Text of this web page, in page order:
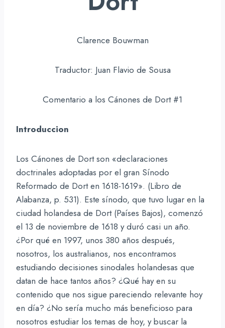
Clarence Bouwman
Traductor: Juan Flavio de Sousa
Comentario a los Cánones de Dort #1
Introduccion
Los Cánones de Dort son «declaraciones
doctrinales adoptadas por el gran Sínodo
Reformado de Dort en 1618-1619». (Libro de
Alabanza, p. 531). Este sínodo, que tuvo lugar en la
ciudad holandesa de Dort (Países Bajos), comenzó
el 13 de noviembre de 1618 y duró casi un año.
¿Por qué en 1997, unos 380 años después,
nosotros, los australianos, nos encontramos
estudiando decisiones sinodales holandesas que
datan de hace tantos años? ¿Qué hay en su
contenido que nos sigue pareciendo relevante hoy
en día? ¿No sería mucho más beneficioso para
nosotros estudiar los temas de hoy, y buscar la